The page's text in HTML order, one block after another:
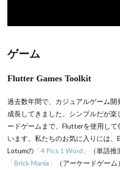
ゲーム
Flutter Games Toolkit
過去数年間で、カジュアルゲーム
成長してきました。シンプルだが
ードゲームまで、Flutterを使用し
います。私たちのお気に入りには、
Lotumの 「4 Pics 1 Word」
（単語
「Brick Mania」
（アーケードゲー